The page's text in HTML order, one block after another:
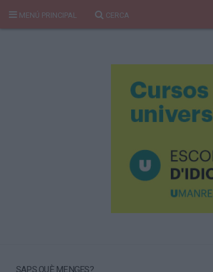
MENÚ PRINCIPAL CERCA
SAPS QUÈ MENGES?